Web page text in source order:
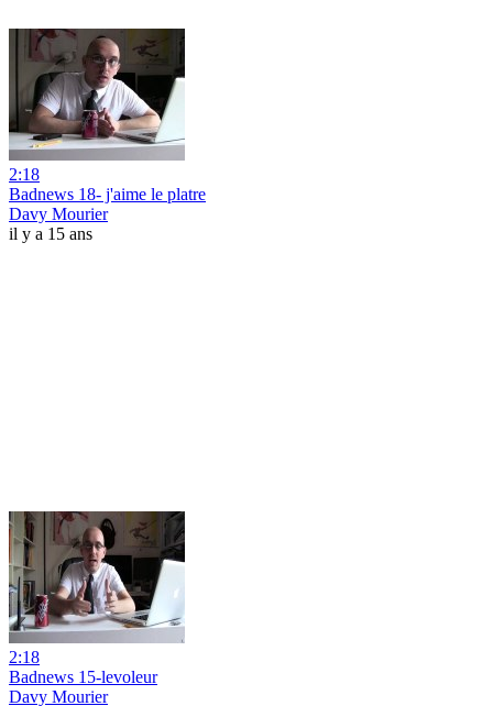
2:18
Badnews 18- j'aime le platre
Davy Mourier
il y a 15 ans
2:18
Badnews 15-levoleur
Davy Mourier